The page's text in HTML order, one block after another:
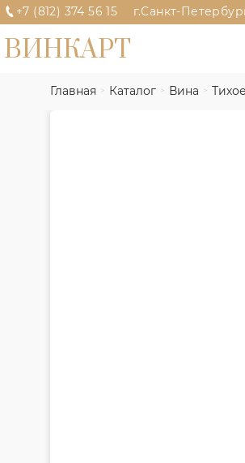
+7 (812) 374 56 15 г.Санкт-
ВИНКАРТ
Главная Каталог Вина